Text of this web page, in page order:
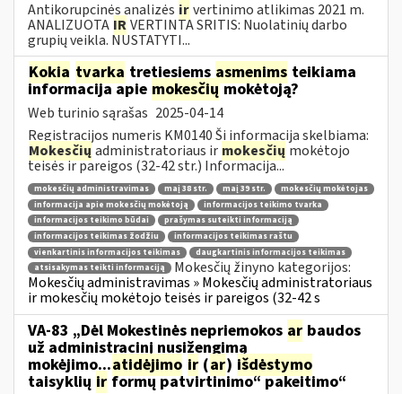
Antikorupcinės analizės irvertinimo atlikimas 2021 m.
ANALIZUOTA IRVERTINTA SRITIS: Nuolatinių darbo
grupių veikla. NUSTATYTI...
Kokia tvarka tretiesiems asmenims teikiama
informacija apie mokesčiųmokėtoją?
Web turinio sąrašas 2025-04-14
Registracijos numeris KM0140 Ši informacija skelbiama:
Mokesčių administratoriaus ir mokesčių mokėtojo
teisės ir pareigos (32-42 str.) Informacija...
mokesčių administravimas maį 38 str. maį 39 str.
mokesčių mokėtojas
informacija apie mokesčių mokėtoją
informacijos teikimo tvarka
informacijos teikimo būdai
prašymas suteikti informaciją
informacijos teikimas žodžiu
informacijos teikimas raštu
vienkartinis informacijos teikimas
daugkartinis informacijos teikimas
atsisakymas teikti informaciją
Mokesčių žinyno kategorijos:
Mokesčių administravimas » Mokesčių administratoriaus
ir mokesčių mokėtojo teisės ir pareigos (32-42 s
VA-83 „Dėl Mokestinės nepriemokos ar baudos
už administracinį nusižengimą
mokėjimo...atidėjimo ir (ar) išdėstymo
taisyklių ir formų patvirtinimo“ pakeitimo“